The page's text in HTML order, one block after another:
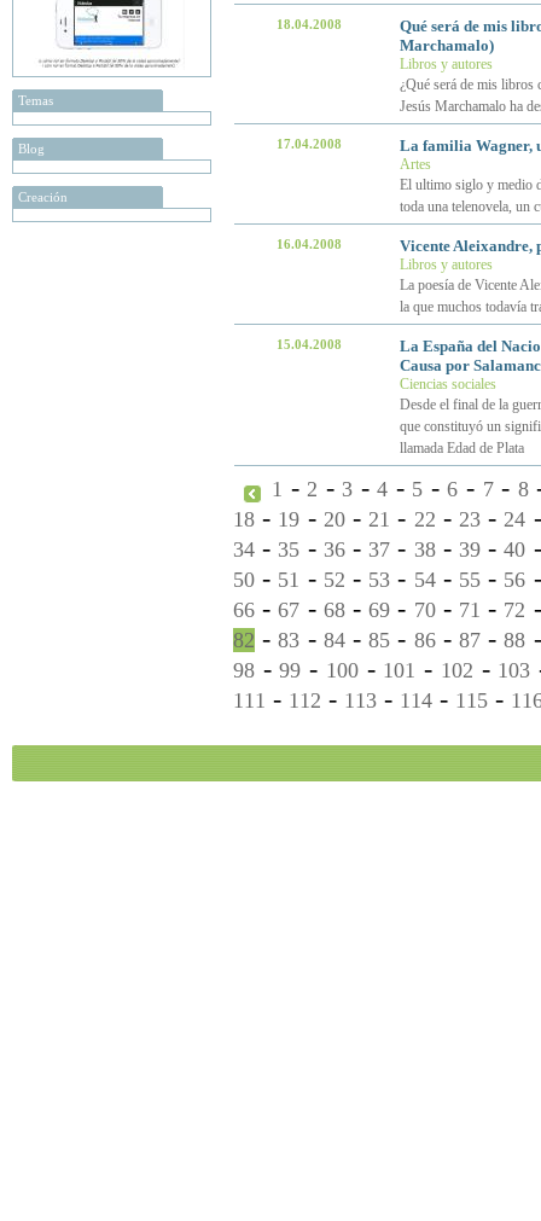
Temas
Blog
Creación
18.04.2008
Qué será de mis
Marchamalo)
Libros y autores
¿Qué será de mis libros
Jesús Marchamalo ha
17.04.2008 La familia Wagner,
Artes
El ultimo siglo y medio
toda una telenovela, un
16.04.2008 Vicente Aleixandre,
Libros y autores
La poesía de Vicente
la que muchos todavía
15.04.2008
La España del
Causa por
Ciencias sociales
Desde el final de la
que constituyó un
llamada Edad de Plata
1 -2 - 3 -4 - 5 -6 - 7- 8
18 - 19 - 20-21 - 22 - 23-24
34 - 35 - 36- 37 - 38- 39-40
50 - 51 - 52 - 53 - 54- 55- 56
66 -67 - 68-69 - 70- 71 - 72
82 -83 - 84-85 - 86- 87-88
98 -99 - 100- 101 - 102 - 103
111 - 112 - 113 - 114 - 115 -